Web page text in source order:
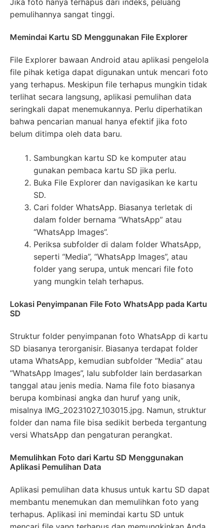
pemulihannya sangat tinggi.
Memindai Kartu SD Menggunakan File Explorer
File Explorer bawaan Android atau aplikasi pengelola
file pihak ketiga dapat digunakan untuk mencari foto
yang terhapus. Meskipun file terhapus mungkin tidak
terlihat secara langsung, aplikasi pemulihan data
seringkali dapat menemukannya. Perlu diperhatikan
bahwa pencarian manual hanya efektif jika foto
belum ditimpa oleh data baru.
Sambungkan kartu SD ke komputer atau
gunakan pembaca kartu SD jika perlu.
Buka File Explorer dan navigasikan ke kartu
SD.
Cari folder WhatsApp. Biasanya terletak di
dalam folder bernama “WhatsApp” atau
“WhatsApp Images”.
Periksa subfolder di dalam folder WhatsApp,
seperti “Media”, “WhatsApp Images”, atau
folder yang serupa, untuk mencari file foto
yang mungkin telah terhapus.
Lokasi Penyimpanan File Foto WhatsApp pada Kartu
SD
Struktur folder penyimpanan foto WhatsApp di kartu
SD biasanya terorganisir. Biasanya terdapat folder
utama WhatsApp, kemudian subfolder “Media” atau
“WhatsApp Images”, lalu subfolder lain berdasarkan
tanggal atau jenis media. Nama file foto biasanya
berupa kombinasi angka dan huruf yang unik,
misalnya IMG_20231027_103015.jpg. Namun, struktur
folder dan nama file bisa sedikit berbeda tergantung
versi WhatsApp dan pengaturan perangkat.
Memulihkan Foto dari Kartu SD Menggunakan
Aplikasi Pemulihan Data
Aplikasi pemulihan data khusus untuk kartu SD dapat
membantu menemukan dan memulihkan foto yang
terhapus. Aplikasi ini memindai kartu SD untuk